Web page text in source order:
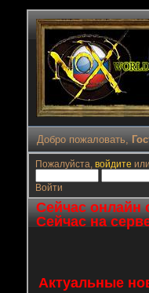
Добро пожаловать,
Пожалуйста, войдите или
Войти
Сейчас онлайн
Сейчас на
Актуальные